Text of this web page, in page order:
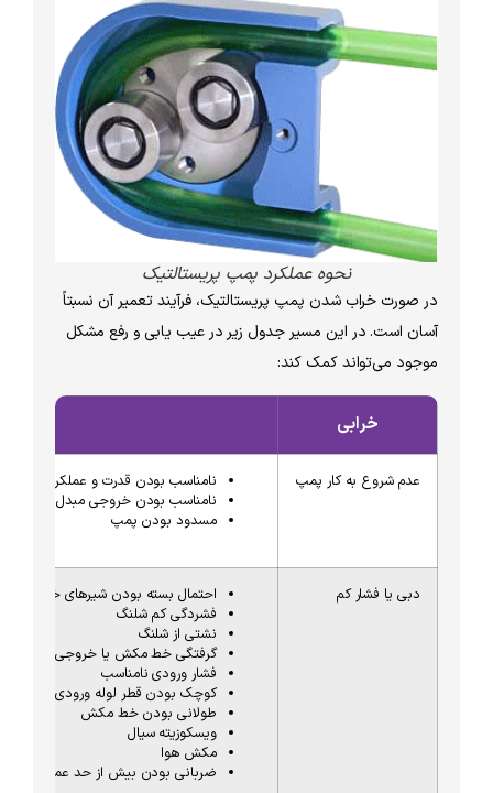
نحوه عملکرد پمپ پریستالتیک
در صورت خراب شدن پمپ پریستالتیک، فرآیند تعمیر آن‌ نسبتاً
آسان است. در این مسیر جدول زیر در عیب یابی و رفع مشکل
موجود می‌تواند کمک کند:
خرابی
عدم شروع به کار پمپ
نامناسب بودن قدرت و عملکرد الکتروموتور
نامناسب بودن خروجی مبدل فرکانس
مسدود بودن پمپ
دبی یا فشار کم
احتمال بسته بودن شیرهای خط مکش و
فشردگی کم شلنگ
نشتی از شلنگ
گرفتگی خط مکش یا خروجی
فشار ورودی نامناسب
کوچک بودن قطر لوله ورودی
طولانی بودن خط مکش
ویسکوزیته سیال
مکش هوا
ضربانی بودن بیش از حد عملیات پمپاژ